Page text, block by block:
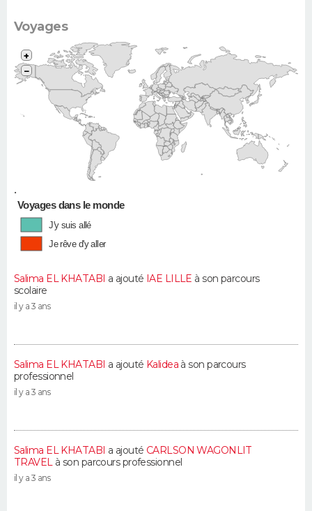
Voyages
•
+
−
Voyages dans le monde
J'y suis allé
Je rêve d'y aller
Salima EL KHATABI a ajouté IAE LILLE à son parcours
scolaire
il y a 3 ans
Salima EL KHATABI a ajouté Kalideaà son parcours
professionnel
il y a 3 ans
Salima EL KHATABI a ajouté CARLSON WAGONLIT
TRAVELà son parcours professionnel
il y a 3 ans